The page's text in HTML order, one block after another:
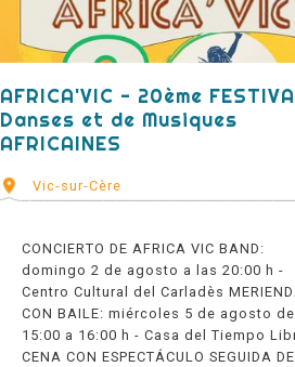
AFRICA'VIC - 20ème
Danses et de Musiques
AFRICAINES
Vic-sur-Cère
CONCIERTO DE AFRICA VIC BAND:
domingo 2 de agosto a las 20:00 h -
Centro Cultural del Carladès
CON BAILE: miércoles 5 de agosto de
15:00 a 16:00 h - Casa del Tiempo
CENA CON ESPECTÁCULO SEGUIDA DE